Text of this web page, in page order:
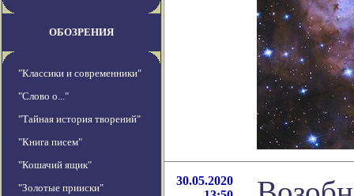
ОБОЗРЕНИЯ
"Классики и современники"
"Слово о..."
"Тайная история творений"
"Книга писем"
"Кошачий ящик"
"Золотые прииски"
30.05.2020